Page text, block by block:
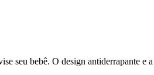
seu bebê. O design antiderrapante